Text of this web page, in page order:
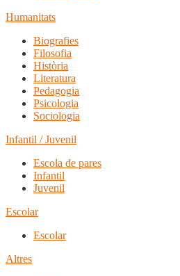
Humanitats
Biografies
Filosofia
Història
Literatura
Pedagogia
Psicologia
Sociologia
Infantil / Juvenil
Escola de pares
Infantil
Juvenil
Escolar
Escolar
Altres